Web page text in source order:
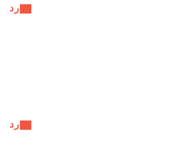
رد
رد